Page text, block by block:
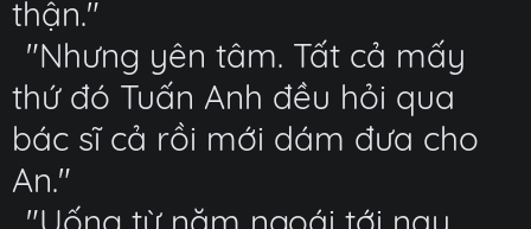
thận."
"Nhưng yên tâm. Tất cả mấy
thứ đó Tuấn Anh đều hỏi qua
bác sĩ cả rồi mới dám đưa cho
An."